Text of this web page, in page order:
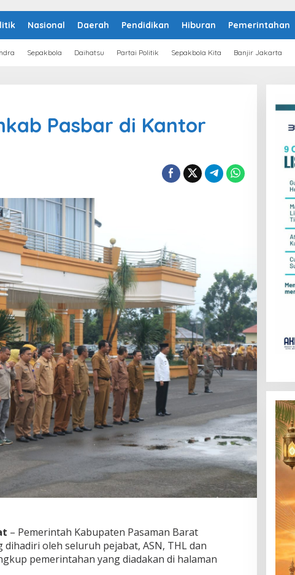
Nasional Daerah Pendidikan Hiburan Pemerintahan
Sepakbola Daihatsu Partai Politik Sepakbola Kita Banjir Jakarta
Pasbar di Kantor
– Pemerintah Kabupaten Pasaman Barat
oleh seluruh pejabat, ASN, THL dan
pemerintahan yang diadakan di halaman